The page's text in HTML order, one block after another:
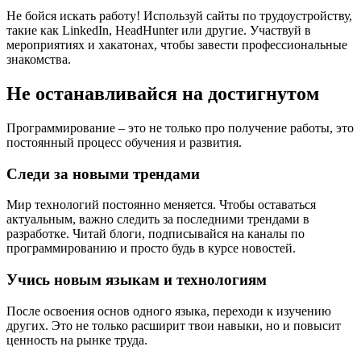
Не бойся искать работу! Используй сайты по трудоустройству,
такие как LinkedIn, HeadHunter или другие. Участвуй в
мероприятиях и хакатонах, чтобы завести профессиональные
знакомства.
Не останавливайся на достигнутом
Программирование – это не только про получение работы, это
постоянный процесс обучения и развития.
Следи за новыми трендами
Мир технологий постоянно меняется. Чтобы оставаться
актуальным, важно следить за последними трендами в
разработке. Читай блоги, подписывайся на каналы по
программированию и просто будь в курсе новостей.
Учись новым языкам и технологиям
После освоения основ одного языка, переходи к изучению
других. Это не только расширит твои навыки, но и повысит
ценность на рынке труда.